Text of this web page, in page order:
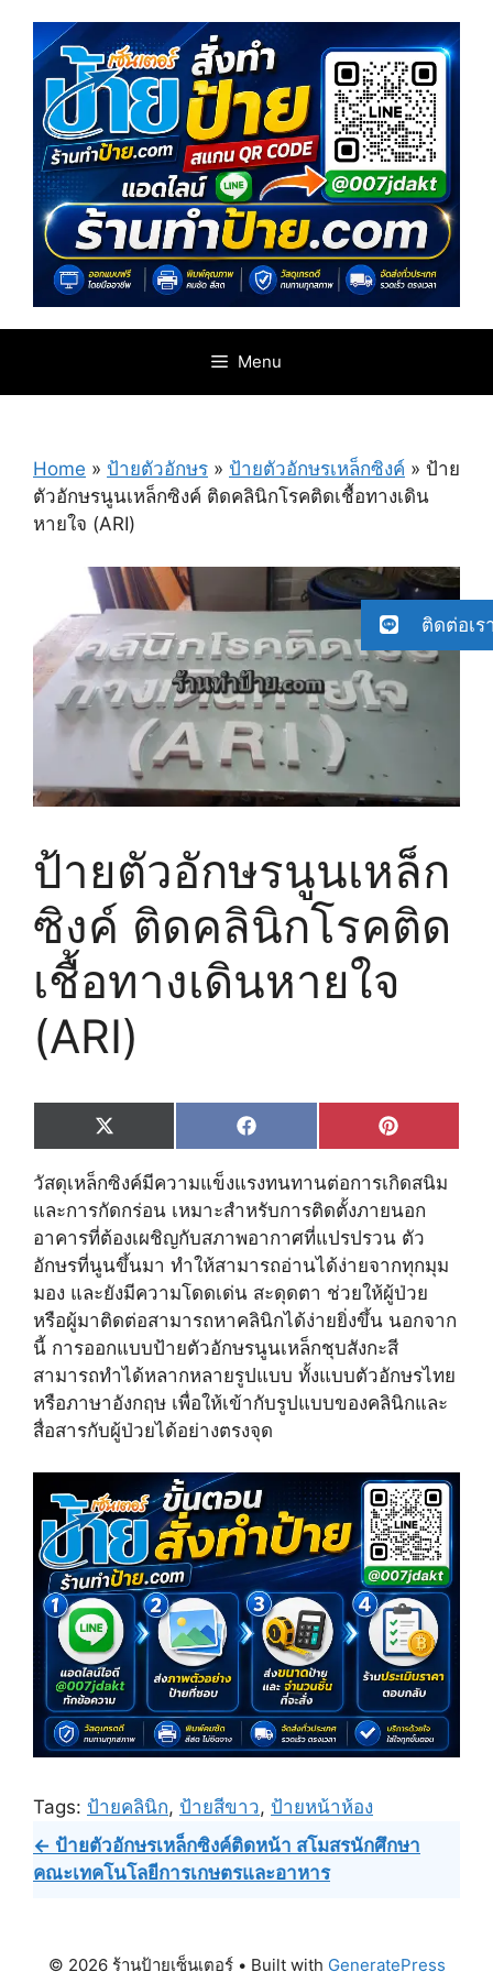
content
Menu
Home » ป้ายตัวอักษร » ป้ายตัวอักษรเหล็กซิงค์ » ป้าย
ตัวอักษรนูนเหล็กซิงค์ ติดคลินิกโรคติดเชื้อทางเดิน
หายใจ (ARI)
ป้ายตัวอักษรนูนเหล็ก
ซิงค์ ติดคลินิกโรคติด
เชื้อทางเดินหายใจ
(ARI)
Share
on
X
(
T
w
i
t
e
r
)
Share
on
F
a
e
b
o
k
Share
on
P
i
n
t
e
e
s
t
วัสดุเหล็กซิงค์มีความแข็งแรงทนทานต่อการเกิดสนิม
และการกัดกร่อน เหมาะสำหรับการติดตั้งภายนอก
อาคารที่ต้องเผชิญกับสภาพอากาศที่แปรปรวน ตัว
อักษรที่นูนขึ้นมา ทำให้สามารถอ่านได้ง่ายจากทุกมุม
มอง และยังมีความโดดเด่น สะดุดตา ช่วยให้ผู้ป่วย
หรือผู้มาติดต่อสามารถหาคลินิกได้ง่ายยิ่งขึ้น นอกจาก
นี้ การออกแบบป้ายตัวอักษรนูนเหล็กชุบสังกะสี
สามารถทำได้หลากหลายรูปแบบ ทั้งแบบตัวอักษรไทย
หรือภาษาอังกฤษ เพื่อให้เข้ากับรูปแบบของคลินิกและ
สื่อสารกับผู้ป่วยได้อย่างตรงจุด
Tags: ป้ายคลินิก, ป้ายสีขาว, ป้ายหน้าห้อง
Post
navigation
← ป้ายตัวอักษรเหล็กซิงค์ติดหน้า สโมสรนักศึกษา
คณะเทคโนโลยีการเกษตรและอาหาร
© 2026 ร้านป้ายเซ็นเตอร์• Built with GeneratePress
ติดต่อเร